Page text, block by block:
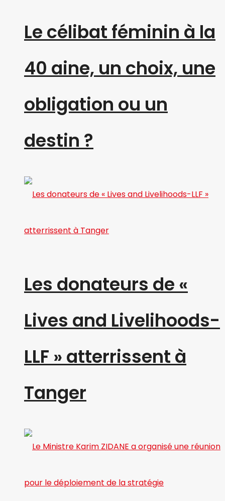
Le célibat féminin à la
40 aine, un choix, une
obligation ou un
destin ?
Les donateurs de «
Lives and Livelihoods-
LLF » atterrissent à
Tanger